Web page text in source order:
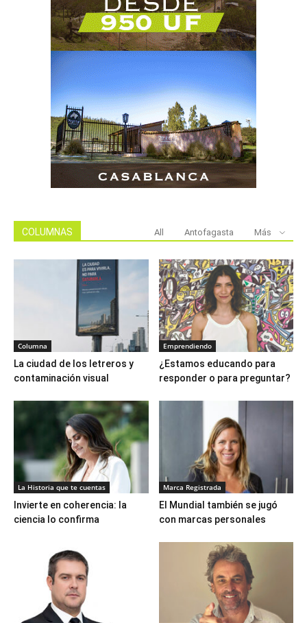
COLUMNAS All Antofagasta Más
Columna
La ciudad de los letreros y
contaminación visual
Emprendiendo
¿Estamos educando para
responder o para preguntar?
La Historia que te cuentas
Invierte en coherencia: la
ciencia lo confirma
Marca Registrada
El Mundial también se jugó
con marcas personales